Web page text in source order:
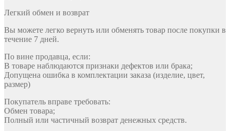
Легкий обмен и возврат
Вы можете легко вернуть или обменять товар после покупки в
течение 7 дней.
По вине продавца, если:
В товаре наблюдаются признаки дефектов или брака;
Допущена ошибка в комплектации заказа (изделие, цвет,
размер)
Покупатель вправе требовать:
Обмен товара;
Полный или частичный возврат денежных средств.